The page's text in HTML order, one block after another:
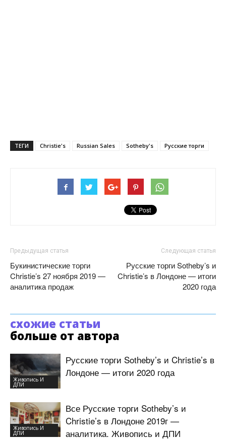
ТЕГИ Christie's Russian Sales Sotheby's Русские торги
Предыдущая статья
Букинистические торги
Christie’s 27 ноября 2019 —
аналитика продаж
Следующая статья
Русские торги Sotheby’s и
Christie’s в Лондоне — итоги
2020 года
схожие статьи
больше от автора
Живопись И
ДПИ
Русские торги Sotheby’s и Christie’s в
Лондоне — итоги 2020 года
Живопись И
ДПИ
Все Русские торги Sotheby’s и
Christie’s в Лондоне 2019г —
аналитика. Живопись и ДПИ